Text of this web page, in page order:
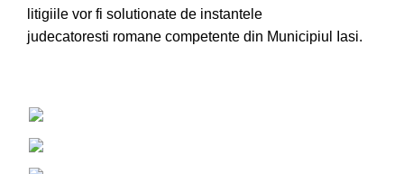
litigiile vor fi solutionate de instantele
judecatoresti romane competente din Municipiul Iasi.